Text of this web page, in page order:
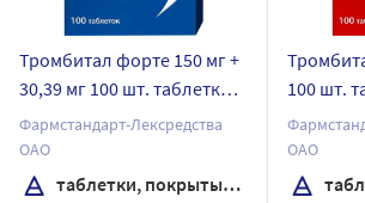
Тромбитал форте 150 мг +
30,39 мг 100 шт. таблетки,
покрытые пленочной
оболочкой
Фармстандарт-Лексредства
ОАО
таблетки, покрытые пленочной оболочкой
100 шт.
ОАО